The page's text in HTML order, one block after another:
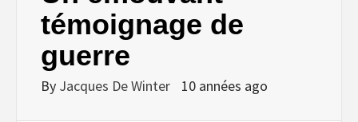
témoignage de
guerre
By Jacques De Winter 10 années ago